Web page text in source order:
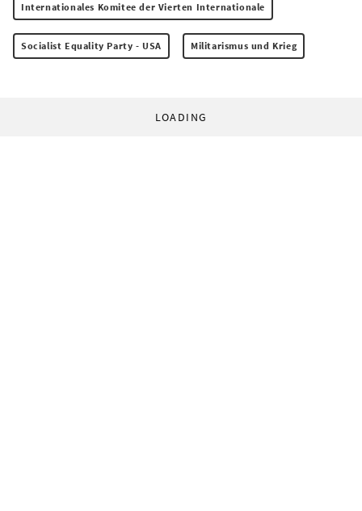
Internationales Komitee der Vierten Internationale
Socialist Equality Party - USA Militarismus und Krieg
LOADING